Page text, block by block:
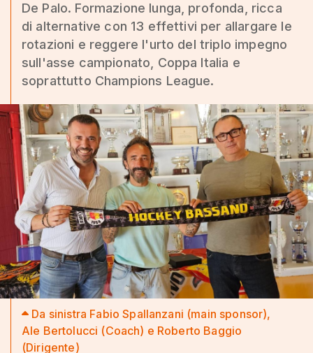
De Palo. Formazione lunga, profonda, ricca
di alternative con 13 effettivi per allargare le
rotazioni e reggere l'urto del triplo impegno
sull'asse campionato, Coppa Italia e
soprattutto Champions League.
Da sinistra Fabio Spallanzani (main sponsor),
Ale Bertolucci (Coach) e Roberto Baggio
(Dirigente)